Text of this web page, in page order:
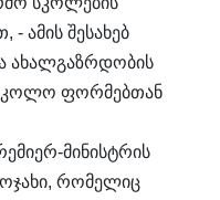
ამის შესახებ
ახალგაზრდობის
ფორმებთან
მინისტრის
რომელიც